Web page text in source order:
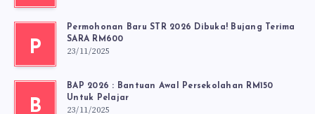
P
Permohonan Baru STR 2026 Dibuka! Bujang Terima
SARA RM600
23/11/2025
B
BAP 2026 : Bantuan Awal Persekolahan RM150
Untuk Pelajar
23/11/2025